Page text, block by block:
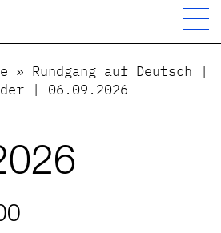
»
Rundgang auf Deutsch |
| 06.09.2026